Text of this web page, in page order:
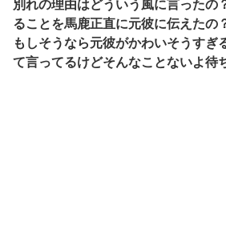
別れの理由はどういう風に言ったの
ることを馬鹿正直に元彼に伝えたの
もしそうなら元彼がかわいそうすぎ
て言ってるけどそんなことないよ待